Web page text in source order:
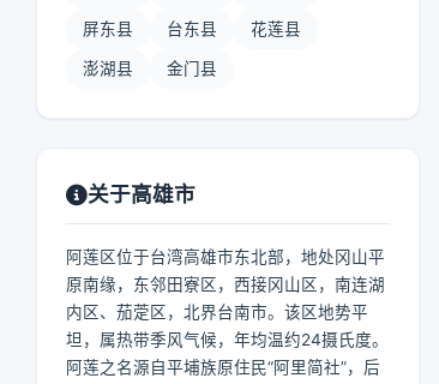
屏东县 台东县 花莲县
澎湖县 金门县
关于高雄市
阿莲区位于台湾高雄市东北部，地处冈山平
原南缘，东邻田寮区，西接冈山区，南连湖
内区、茄萣区，北界台南市。该区地势平
坦，属热带季风气候，年均温约24摄氏度。
阿莲之名源自平埔族原住民“阿里简社”，后